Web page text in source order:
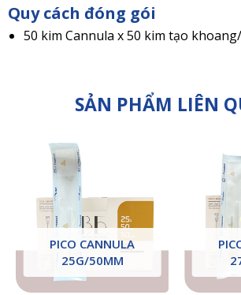
Quy cách đóng gói
50 kim Cannula x 50 kim tạo
SẢN PHẨM LIÊN
PICO CANNULA
25G/50MM